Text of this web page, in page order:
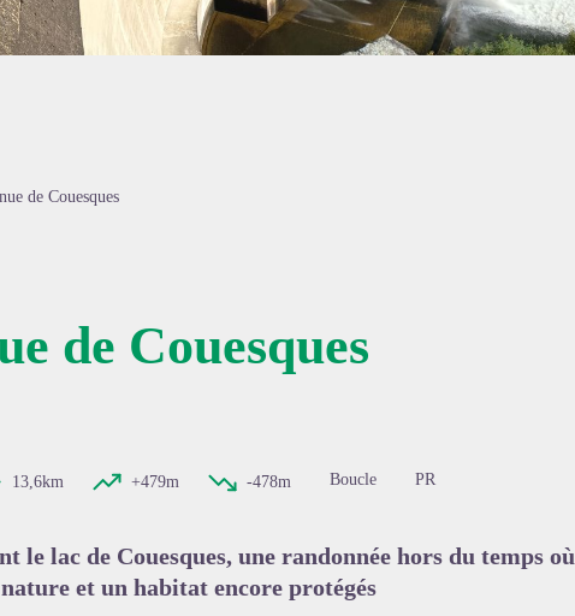
de Couesques
de Couesques
13,6km +479m -478m Boucle PR
le lac de Couesques, une randonnée hors du temps où
et un habitat encore protégés